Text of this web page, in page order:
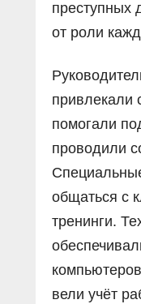
преступных
от роли
привлекали
помогали
проводили
общаться с
тренинги.
вели учёт